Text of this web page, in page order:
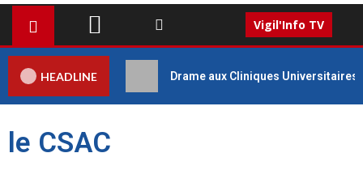
Vigil'Info TV
HEADLINE Drame aux Cliniques
le CSAC